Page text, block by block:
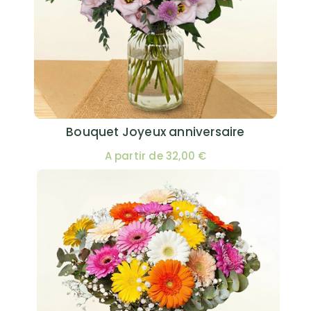
Bouquet Joyeux anniversaire
A partir de 32,00 €